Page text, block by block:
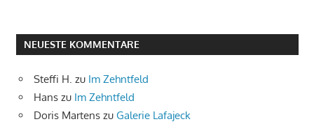
NEUESTE KOMMENTARE
Steffi H. zu Im Zehntfeld
Hans zu Im Zehntfeld
Doris Martens zu Galerie Lafajeck